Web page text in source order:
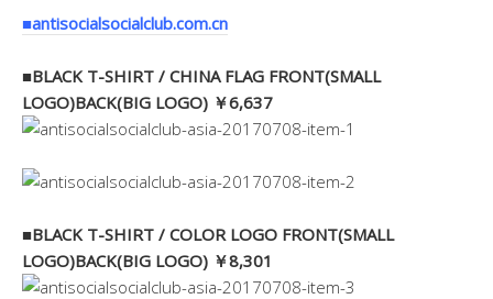
■antisocialsocialclub.com.cn
■BLACK T-SHIRT / CHINA FLAG FRONT(SMALL
LOGO)BACK(BIG LOGO) ￥6,637
■BLACK T-SHIRT / COLOR LOGO FRONT(SMALL
LOGO)BACK(BIG LOGO) ￥8,301